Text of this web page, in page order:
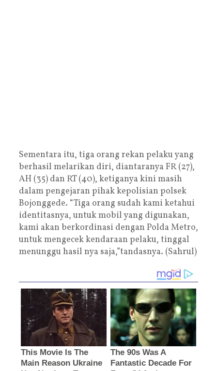
Sementara itu, tiga orang rekan pelaku yang
berhasil melarikan diri, diantaranya FR (27),
AH (35) dan RT (40), ketiganya kini masih
dalam pengejaran pihak kepolisian polsek
Bojonggede. “Tiga orang sudah kami ketahui
identitasnya, untuk mobil yang digunakan,
kami akan berkordinasi dengan Polda Metro,
untuk mengecek kendaraan pelaku, tinggal
menunggu hasil nya saja,”tandasnya. (Sahrul)